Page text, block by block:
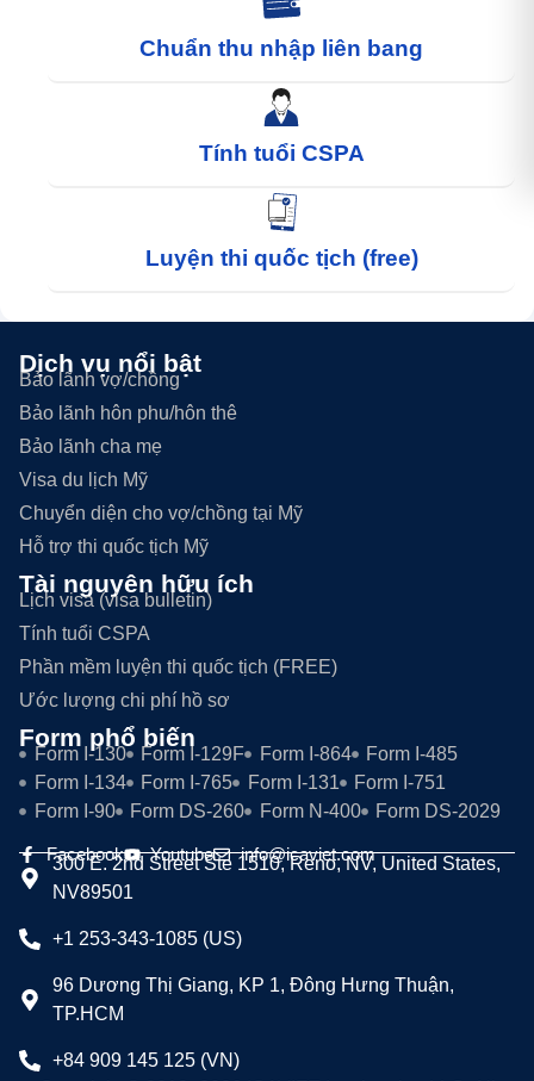
Chuẩn thu nhập liên bang
Tính tuổi CSPA
Luyện thi quốc tịch (free)
Dịch vụ nổi bật
Bảo lãnh vợ/chồng
Bảo lãnh hôn phu/hôn thê
Bảo lãnh cha mẹ
Visa du lịch Mỹ
Chuyển diện cho vợ/chồng tại Mỹ
Hỗ trợ thi quốc tịch Mỹ
Tài nguyên hữu ích
Lịch visa (visa bulletin)
Tính tuổi CSPA
Phần mềm luyện thi quốc tịch (FREE)
Ước lượng chi phí hồ sơ
Form phổ biến
Form I-130 Form I-129F Form I-864
Form I-485
Form I-134
Form I-765 Form I-131
Form I-751
Form I-90
Form DS-260 Form N-400 Form DS-2029
Facebook Youtube info@icaviet.com
300 E. 2nd Street Ste 1510, Reno, NV, United States,
NV89501
+1 253-343-1085 (US)
96 Dương Thị Giang, KP 1, Đông Hưng Thuận,
TP.HCM
+84 909 145 125 (VN)